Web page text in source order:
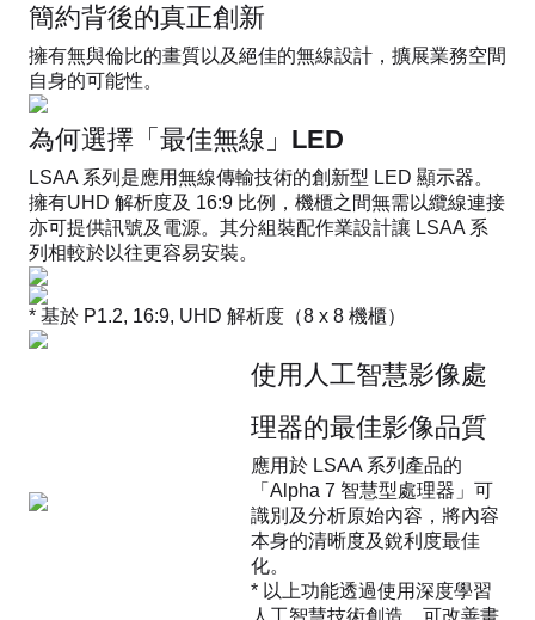
簡約背後的真正創新
擁有無與倫比的畫質以及絕佳的無線設計，擴展業務空間
自身的可能性。
為何選擇「最佳無線」LED
LSAA 系列是應用無線傳輸技術的創新型 LED 顯示器。
擁有UHD 解析度及 16:9 比例，機櫃之間無需以纜線連接
亦可提供訊號及電源。其分組裝配作業設計讓 LSAA 系
列相較於以往更容易安裝。
* 基於 P1.2, 16:9, UHD 解析度（8 x 8 機櫃）
使用人工智慧影像處
理器的最佳影像品質
應用於 LSAA 系列產品的
「Alpha 7 智慧型處理器」可
識別及分析原始內容，將內容
本身的清晰度及銳利度最佳
化。
* 以上功能透過使用深度學習
人工智慧技術創造，可改善畫